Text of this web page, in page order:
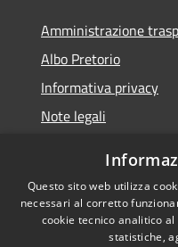
Amministrazione
Albo Pretorio
Informativa privacy
Note legali
Whisteblowing
Questo sito web utilizza
necessari al corretto
cookie tecnico analitico
statistiche,